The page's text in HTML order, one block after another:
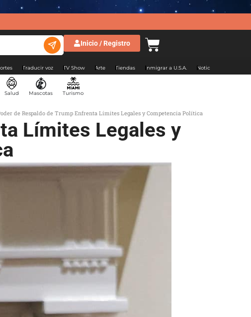
Inicio / Registro
Traducir voz TV Show Arte Tiendas Inmigrar a U.S.A. Noticias Argentina
Salud Mascotas Turismo
de Respaldo de Trump Enfrenta Límites Legales y Competencia Política
Límites Legales y